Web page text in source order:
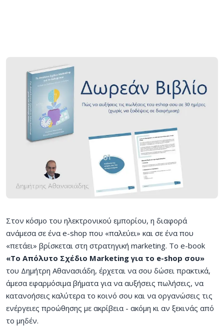
Στον κόσμο του ηλεκτρονικού εμπορίου, η διαφορά
ανάμεσα σε ένα e-shop που «παλεύει» και σε ένα που
«πετάει» βρίσκεται στη στρατηγική marketing. Το e-book
«Το Απόλυτο Σχέδιο Marketing για το e-shop σου»
του Δημήτρη Αθανασιάδη, έρχεται να σου δώσει πρακτικά,
άμεσα εφαρμόσιμα βήματα για να αυξήσεις πωλήσεις, να
κατανοήσεις καλύτερα το κοινό σου και να οργανώσεις τις
ενέργειες προώθησης με ακρίβεια - ακόμη κι αν ξεκινάς από
το μηδέν.